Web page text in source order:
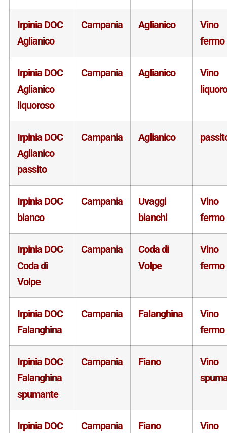
Irpinia DOC
Aglianico
Campania Aglianico
Vino
fermo
Irpinia DOC
Aglianico
liquoroso
Campania Aglianico
Vino
Irpinia DOC
Aglianico
passito
Campania Aglianico
Irpinia DOC
bianco
Campania
Uvaggi
bianchi
Vino
fermo
Irpinia DOC
Coda di
Volpe
Campania
Coda di
Volpe
Vino
fermo
Irpinia DOC
Falanghina
Campania Falanghina
Vino
fermo
Irpinia DOC
Falanghina
spumante
Campania Fiano
Vino
Irpinia DOC Campania Fiano Vino